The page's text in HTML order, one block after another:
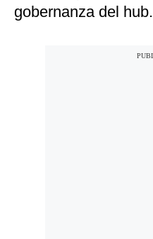
gobernanza del hub.